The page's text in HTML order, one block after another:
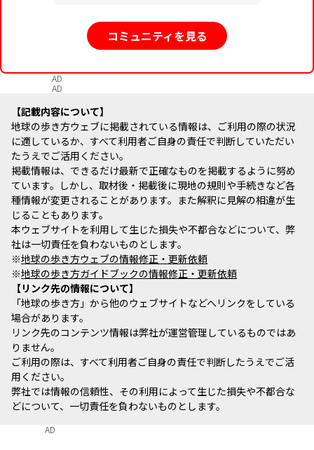
コミュニティを見る
AD
AD
記載内容について
地球の歩き方ウェブに掲載されている情報は、ご利用の際の状況
に適しているか、すべて利用者ご自身の責任で判断していただい
たうえでご活用ください。
掲載情報は、できるだけ最新で正確なものを掲載するように努め
ています。しかし、取材後・掲載後に現地の規則や手続きなど各
種情報が変更されることがあります。また解釈に見解の相違が生
じることもあります。
本ウェブサイトを利用して生じた損失や不都合などについて、弊
社は一切責任を負わないものとします。
※地球の歩き方ウェブの情報修正・更新依頼
※地球の歩き方ガイドブックの情報修正・更新依頼
リンク先の情報について
「地球の歩き方」から他のウェブサイトなどへリンクをしている
場合があります。
リンク先のコンテンツ情報は弊社が運営管理しているものではあ
りません。
ご利用の際は、すべて利用者ご自身の責任で判断したうえでご活
用ください。
弊社では情報の信頼性、その利用によって生じた損失や不都合な
どについて、一切責任を負わないものとします。
AD